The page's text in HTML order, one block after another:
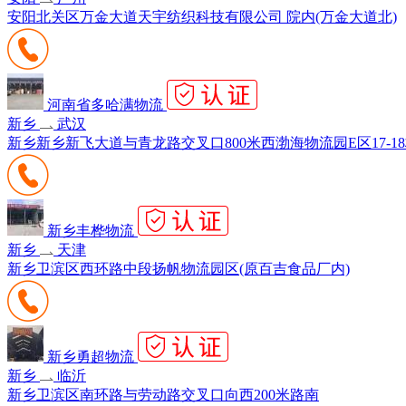
安阳北关区万金大道天宇纺织科技有限公司 院内(万金大道北)
河南省多哈满物流
新乡
武汉
新乡新乡新飞大道与青龙路交叉口800米西渤海物流园E区17-
新乡丰桦物流
新乡
天津
新乡卫滨区西环路中段扬帆物流园区(原百吉食品厂内)
新乡勇超物流
新乡
临沂
新乡卫滨区南环路与劳动路交叉口向西200米路南